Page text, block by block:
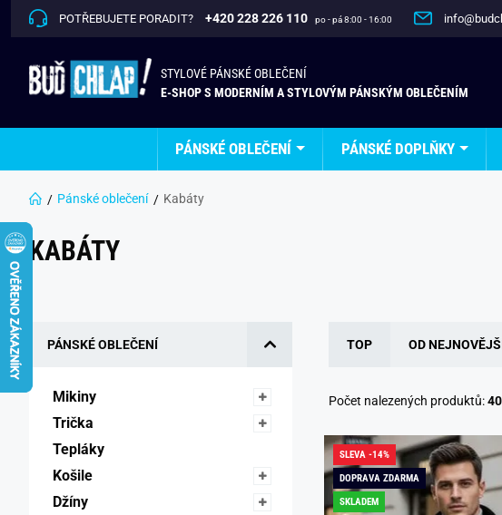
POTŘEBUJETE PORADIT? +420 228 226 110 po - pá 8:00 - 16:00
STYLOVÉ PÁNSKÉ OBLEČENÍ
E-SHOP S MODERNÍM A STYLOVÝM PÁNSKÝM OBLEČENÍM
PÁNSKÉ OBLEČENÍ PÁNSKÉ DOPLŇKY
Pánské oblečení Kabáty
KABÁTY
PÁNSKÉ OBLEČENÍ
Mikiny
Trička
Tepláky
Košile
Džíny
TOP OD
Počet nalezených produktů:40
SLEVA -14%
DOPRAVA ZDARMA
SKLADEM